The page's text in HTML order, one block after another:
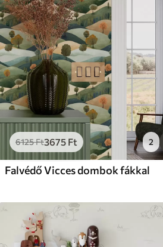
6125Ft3675 Ft 2
Falvédő Vicces dombok fákkal